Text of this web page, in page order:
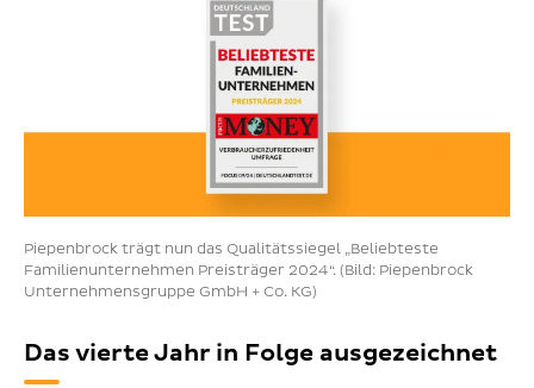
Piepenbrock trägt nun das Qualitätssiegel „Beliebteste
Familienunternehmen Preisträger 2024“. (Bild: Piepenbrock
Unternehmensgruppe GmbH + Co. KG)
Das vierte Jahr in Folge ausgezeichnet